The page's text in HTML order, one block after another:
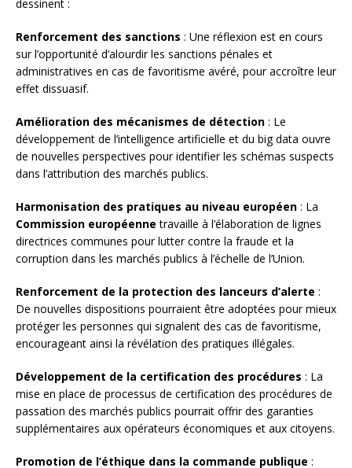
dessinent :
Renforcement des sanctions : Une réflexion est en cours
sur l’opportunité d’alourdir les sanctions pénales et
administratives en cas de favoritisme avéré, pour accroître leur
effet dissuasif.
Amélioration des mécanismes de détection : Le
développement de l’intelligence artificielle et du big data ouvre
de nouvelles perspectives pour identifier les schémas suspects
dans l’attribution des marchés publics.
Harmonisation des pratiques au niveau européen : La
Commission européenne travaille à l’élaboration de lignes
directrices communes pour lutter contre la fraude et la
corruption dans les marchés publics à l’échelle de l’Union.
Renforcement de la protection des lanceurs d’alerte :
De nouvelles dispositions pourraient être adoptées pour mieux
protéger les personnes qui signalent des cas de favoritisme,
encourageant ainsi la révélation des pratiques illégales.
Développement de la certification des procédures : La
mise en place de processus de certification des procédures de
passation des marchés publics pourrait offrir des garanties
supplémentaires aux opérateurs économiques et aux citoyens.
Promotion de l’éthique dans la commande publique :